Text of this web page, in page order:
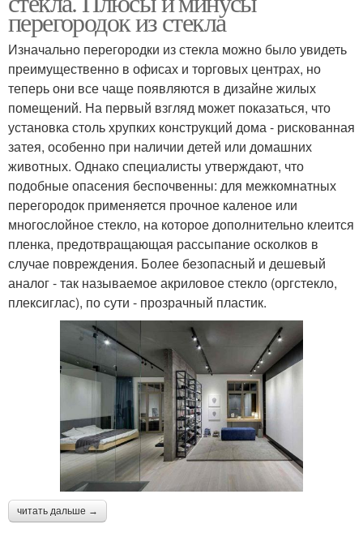
перегородок из стекла
Изначально перегородки из стекла можно было увидеть
преимущественно в офисах и торговых центрах, но
теперь они все чаще появляются в дизайне жилых
помещений. На первый взгляд может показаться, что
установка столь хрупких конструкций дома - рискованная
затея, особенно при наличии детей или домашних
животных. Однако специалисты утверждают, что
подобные опасения беспочвенны: для межкомнатных
перегородок применяется прочное каленое или
многослойное стекло, на которое дополнительно клеится
пленка, предотвращающая рассыпание осколков в
случае повреждения. Более безопасный и дешевый
аналог - так называемое акриловое стекло (оргстекло,
плексиглас), по сути - прозрачный пластик.
читать дальше →